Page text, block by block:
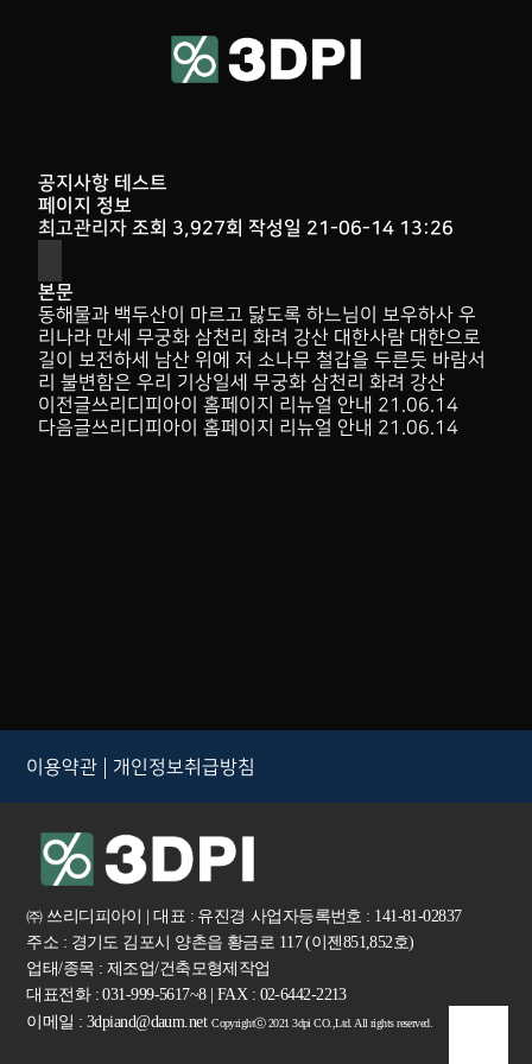
공지사항 테스트
페이지 정보
최고관리자 조회 3,927회 작성일 21-06-14 13:26
본문
동해물과 백두산이 마르고 닳도록 하느님이 보우하사 우
리나라 만세 무궁화 삼천리 화려 강산 대한사람 대한으로
길이 보전하세 남산 위에 저 소나무 철갑을 두른듯 바람서
리 불변함은 우리 기상일세 무궁화 삼천리 화려 강산
이전글쓰리디피아이 홈페이지 리뉴얼 안내 21.06.14
다음글쓰리디피아이 홈페이지 리뉴얼 안내 21.06.14
이용약관 개인정보취급방침
㈜ 쓰리디피아이 | 대표 : 유진경 사업자등록번호 : 141-81-02837
주소 : 경기도 김포시 양촌읍 황금로 117 (이젠851,852호)
업태/종목 : 제조업/건축모형제작업
대표전화 : 031-999-5617~8 | FAX : 02-6442-2213
이메일 : 3dpiand@daum.net Copyrightⓒ 2021 3dpi CO.,Ltd. All rights reserved.